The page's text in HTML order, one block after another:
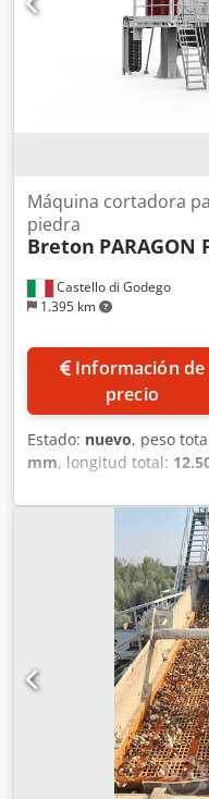
Castello di Godego
1.395 km
Máquina cortadora
piedra
Breton PARAGON
Información de
precio
Estado: nuevo, peso
mm, longitud total:
(máx.):2.200 mm,
multicable diamantado
granito y cortar losas
multicable diamantado
mm de espesor. La
característico sistema
de mármol y granito
espesores, incluso muy
Dsdexbg Rcopfx Al Njkr